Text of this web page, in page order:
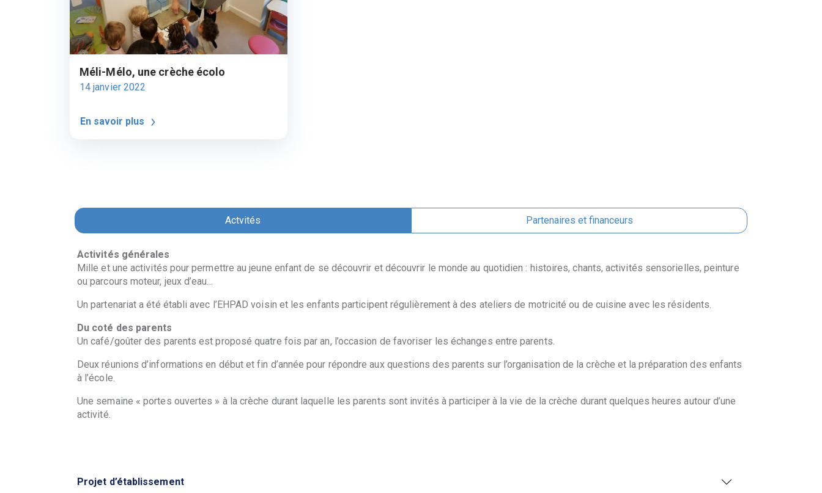
Méli-Mélo, une crèche écolo
14 janvier 2022
En savoir plus
Actvités Partenaires et financeurs
Activités générales
Mille et une activités pour permettre au jeune enfant de se découvrir et découvrir le monde au quotidien : histoires, chants, activités sensorielles, peinture
ou parcours moteur, jeux d’eau…
Un partenariat a été établi avec l’EHPAD voisin et les enfants participent régulièrement à des ateliers de motricité ou de cuisine avec les résidents.
Du coté des parents
Un café/goûter des parents est proposé quatre fois par an, l’occasion de favoriser les échanges entre parents.
Deux réunions d’informations en début et fin d’année pour répondre aux questions des parents sur l’organisation de la crèche et la préparation des enfants
à l’école.
Une semaine « portes ouvertes » à la crèche durant laquelle les parents sont invités à participer à la vie de la crèche durant quelques heures autour d’une
activité.
Projet d’établissement